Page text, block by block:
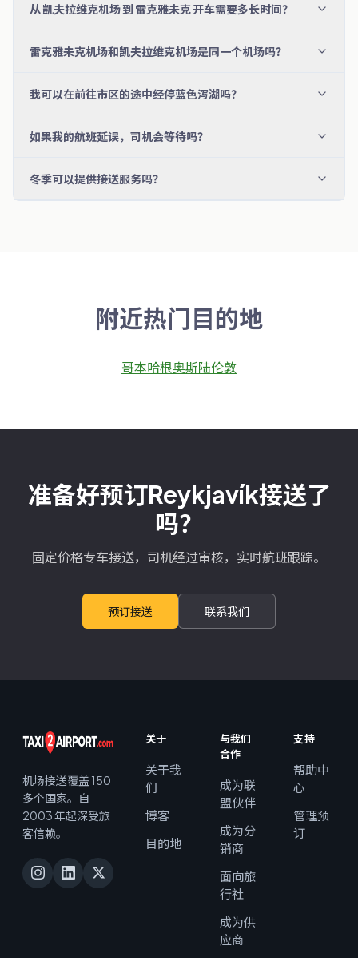
从 凯夫拉维克机场 到 雷克雅未克 开车需要多长时间？
雷克雅未克机场和凯夫拉维克机场是同一个机场吗？
我可以在前往市区的途中经停蓝色泻湖吗？
如果我的航班延误，司机会等待吗？
冬季可以提供接送服务吗？
附近热门目的地
哥本哈根奥斯陆伦敦
准备好预订Reykjavík接送了
吗？
固定价格专车接送，司机经过审核，实时航班跟踪。
预订接送 联系我们
机场接送覆盖 150
多个国家。自
2003 年起深受旅
客信赖。
关于
关于我
们
博客
目的地
与我们
合作
成为联
盟伙伴
成为分
销商
面向旅
行社
成为供
应商
支持
帮助中
心
管理预
订